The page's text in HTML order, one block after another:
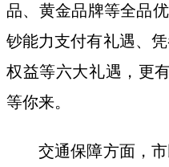
品、黄金品牌等全品
钞能力支付有礼遇、
权益等六大礼遇，更
等你来。
交通保障方面，